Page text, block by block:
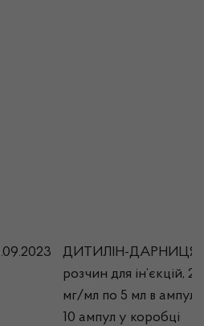
ДИТИЛІН-ДАРНИЦЯ,
розчин для ін’єкцій, 20
мг/мл по 5 мл в
10 ампул у коробці